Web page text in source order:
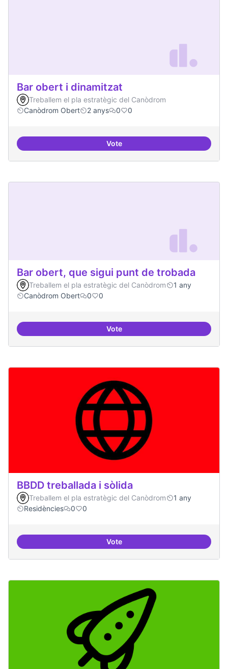
Bar obert i dinamitzat
Treballem el pla estratègic del Canòdrom
Canòdrom Obert
2 anys 0 0
VoteBar obert i dinamitzat
Bar obert, que sigui punt de trobada
Treballem el pla estratègic del Canòdrom
1 any
Canòdrom Obert
0 0
VoteBar obert, que sigui punt de
BBDD treballada i sòlida
Treballem el pla estratègic del Canòdrom
1 any
Residències
0 0
VoteBBDD treballada i sòlida